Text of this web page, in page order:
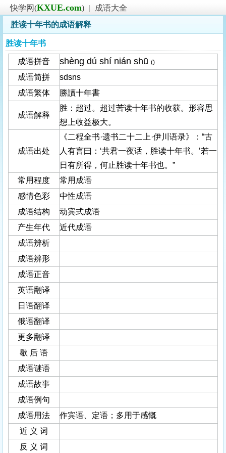
快学网(KXUE.com) |
成语大全
胜读十年书的成语解释
胜读十年书
成语拼音 shèng dú shí nián shū ()
成语简拼
sdsns
成语繁体
勝讀十年書
成语解释
胜：超过。超过苦读十年书的收获。形容思
想上收益极大。
成语出处
《二程全书·遗书二十二上·伊川语录》：“古
人有言曰：‘共君一夜话，胜读十年书。’若一
日有所得，何止胜读十年书也。”
常用程度
常用成语
感情色彩
中性成语
成语结构
动宾式成语
产生年代
近代成语
成语辨析
成语辨形
成语正音
英语翻译
日语翻译
俄语翻译
更多翻译
歇 后 语
成语谜语
成语故事
成语例句
成语用法
作宾语、定语；多用于感慨
近 义 词
反 义 词